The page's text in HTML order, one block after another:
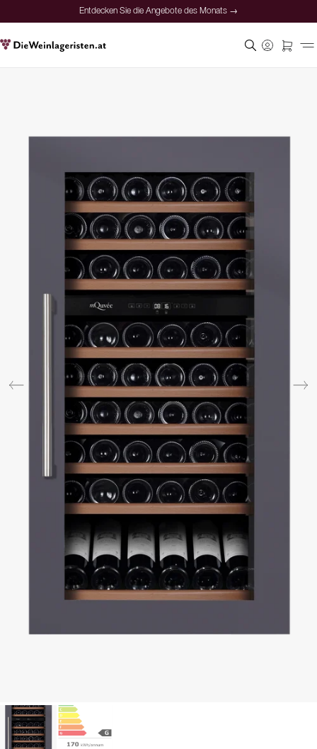
Entdecken Sie die Angebote des Monats →